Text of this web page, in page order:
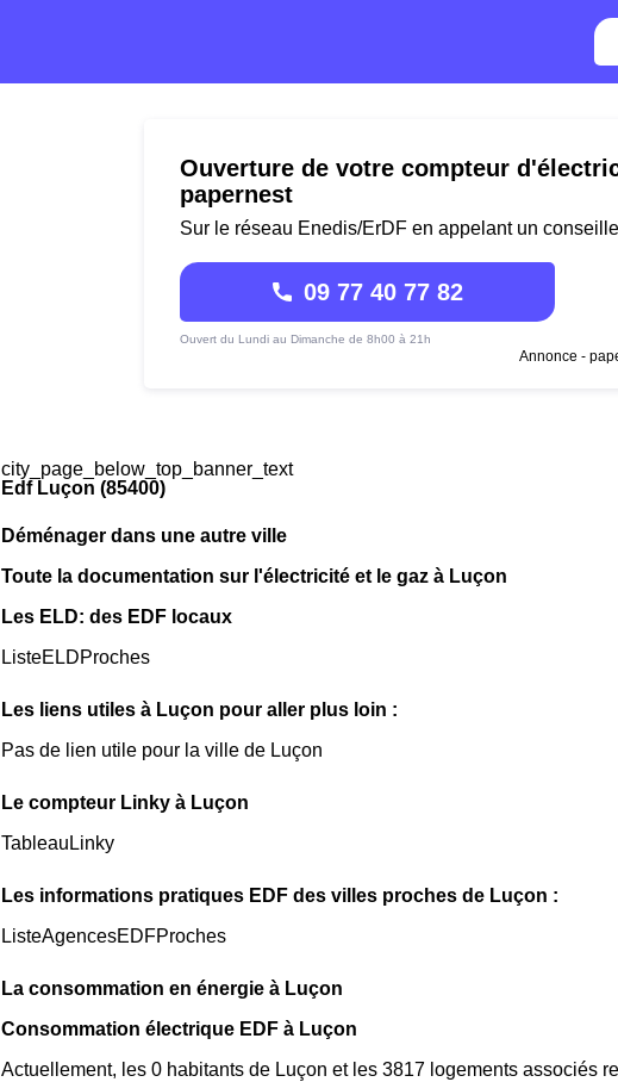
Ouverture de votre compteur
papernest
Sur le réseau Enedis/ErDF en appelant un
09 77 40 77 82
Ouvert du Lundi au Dimanche de 8h00 à 21h
Annonce -
city_page_below_top_banner_text
Edf Luçon (85400)
Déménager dans une autre ville
Toute la documentation sur l'électricité et le gaz à Luçon
Les ELD: des EDF locaux
ListeELDProches
Les liens utiles à Luçon pour aller plus loin :
Pas de lien utile pour la ville de Luçon
Le compteur Linky à Luçon
TableauLinky
Les informations pratiques EDF des villes proches de Luçon :
ListeAgencesEDFProches
La consommation en énergie à Luçon
Consommation électrique EDF à Luçon
Actuellement, les 0 habitants de Luçon et les 3817 logements associés